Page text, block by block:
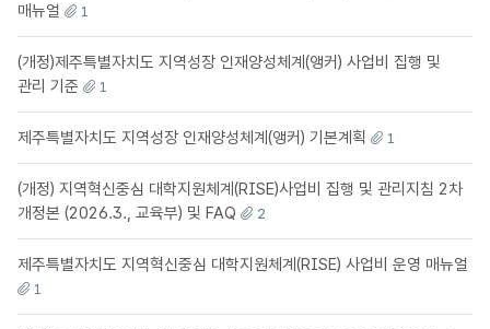
매뉴얼
1
(개정)제주특별자치도 지역성장 인재양성체계(앵커) 사업비 집행 및
관리 기준
1
제주특별자치도 지역성장 인재양성체계(앵커) 기본계획 1
(개정) 지역혁신중심 대학지원체계(RISE)사업비 집행 및 관리지침 2차
개정본 (2026.3., 교육부) 및 FAQ
2
제주특별자치도 지역혁신중심 대학지원체계(RISE) 사업비 운영 매뉴얼
1